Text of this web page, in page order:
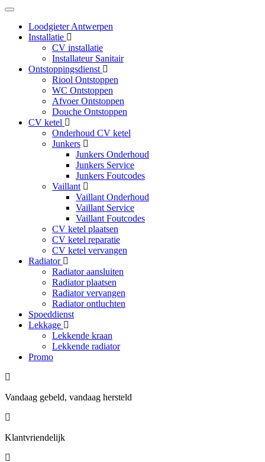
Loodgieter Antwerpen
Installatie
CV installatie
Installateur Sanitair
Ontstoppingsdienst
Riool Ontstoppen
WC Ontstoppen
Afvoer Ontstoppen
Douche Ontstoppen
CV ketel
Onderhoud CV ketel
Junkers
Junkers Onderhoud
Junkers Service
Junkers Foutcodes
Vaillant
Vaillant Onderhoud
Vaillant Service
Vaillant Foutcodes
CV ketel plaatsen
CV ketel reparatie
CV ketel vervangen
Radiator
Radiator aansluiten
Radiator plaatsen
Radiator vervangen
Radiator ontluchten
Spoeddienst
Lekkage
Lekkende kraan
Lekkende radiator
Promo
Vandaag gebeld, vandaag hersteld
Klantvriendelijk